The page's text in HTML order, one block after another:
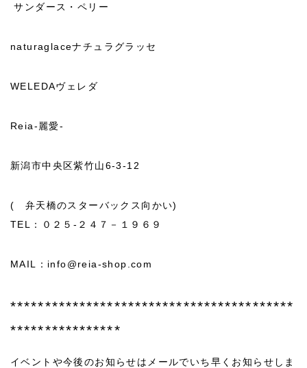
サンダース・ペリー
naturaglaceナチュラグラッセ
WELEDAヴェレダ
Reia-麗愛-
新潟市中央区紫竹山6-3-12
( 弁天橋のスターバックス向かい)
TEL：０２５-２４７－１９６９
MAIL：info@reia-shop.com
*****************************************
****************
イベントや今後のお知らせはメールでいち早くお知らせしま